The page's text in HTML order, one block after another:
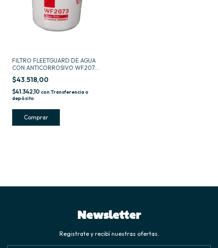
FILTRO FLEETGUARD DE AGUA
CON ANTICORROSIVO WF2073
-
$43.518,00
$41.342,10 con Transferencia o
depósito
Newsletter
Registrate y recibí nuestras ofertas.